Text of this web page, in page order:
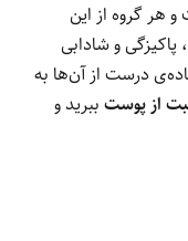
هر گروه از این
و شادابی
درست از آن‌ها به
از پوست ببرید و